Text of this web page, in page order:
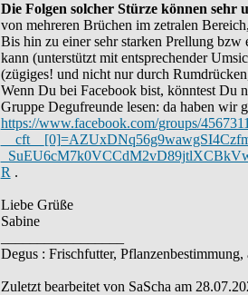
Die Folgen solcher Stürze können sehr
von mehreren Brüchen im zetralen
Bis hin zu einer sehr starken Prellung
kann (unterstützt mit entsprechender
(zügiges! und nicht nur durch
Wenn Du bei Facebook bist, könntest Du
Gruppe Degufreunde lesen: da haben wir
https://www.facebook.com/groups/
R .
Liebe Grüße
Sabine
Degus : Frischfutter,
Zuletzt bearbeitet von SaScha am